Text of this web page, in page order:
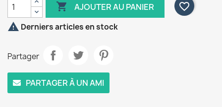
 AJOUTER AU PANIER
favorite_border
 Derniers articles en stock
Partager
PARTAGER À UN AMI